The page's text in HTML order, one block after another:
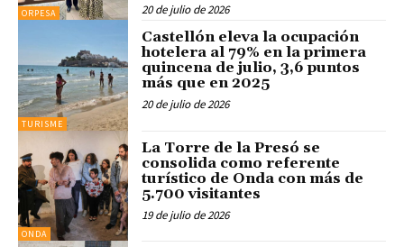
ORPESA 20 de julio de 2026
TURISME
Castellón eleva la ocupación
hotelera al 79% en la primera
quincena de julio, 3,6 puntos
más que en 2025
20 de julio de 2026
ONDA
La Torre de la Presó se
consolida como referente
turístico de Onda con más de
5.700 visitantes
19 de julio de 2026